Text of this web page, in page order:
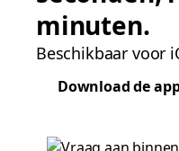
minuten.
Beschikbaar voor
Download de